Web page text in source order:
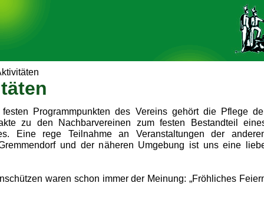
Programmpunkten des Vereins gehört die Pflege
zu den Nachbarvereinen zum festen Bestandteil
Eine rege Teilnahme an Veranstaltungen der
und der näheren Umgebung ist uns eine
waren schon immer der Meinung: „Fröhliches